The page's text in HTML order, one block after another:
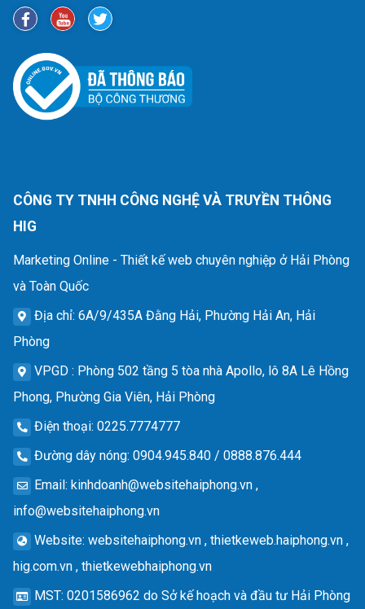
CÔNG TY TNHH CÔNG NGHỆ VÀ TRUYỀN THÔNG
HIG
Marketing Online - Thiết kế web chuyên nghiệp ở Hải Phòng
và Toàn Quốc
Địa chỉ: 6A/9/435A Đằng Hải, Phường Hải An, Hải
Phòng
VPGD : Phòng 502 tầng 5 tòa nhà Apollo, lô 8A Lê Hồng
Phong, Phường Gia Viên, Hải Phòng
Điện thoại: 0225.7774777
Đường dây nóng: 0904.945.840 / 0888.876.444
Email: kinhdoanh@websitehaiphong.vn ,
info@websitehaiphong.vn
Website: websitehaiphong.vn , thietkeweb.haiphong.vn ,
hig.com.vn , thietkewebhaiphong.vn
MST: 0201586962 do Sở kế hoạch và đầu tư Hải Phòng